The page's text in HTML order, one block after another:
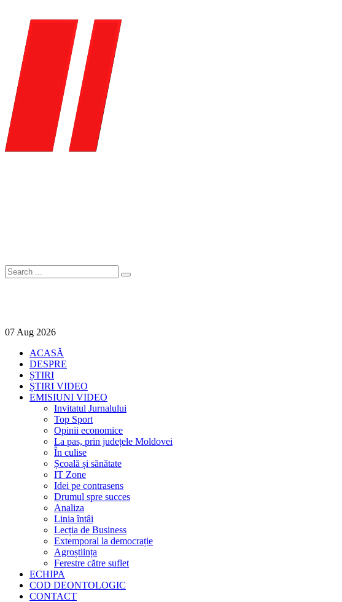
07 Aug 2026
ACASĂ
DESPRE
ȘTIRI
ȘTIRI VIDEO
EMISIUNI VIDEO
Invitatul Jurnalului
Top Sport
Opinii economice
La pas, prin județele Moldovei
În culise
Școală și sănătate
IT Zone
Idei pe contrasens
Drumul spre succes
Analiza
Linia întâi
Lecția de Business
Extemporal la democrație
Agroștiința
Ferestre către suflet
ECHIPA
COD DEONTOLOGIC
CONTACT